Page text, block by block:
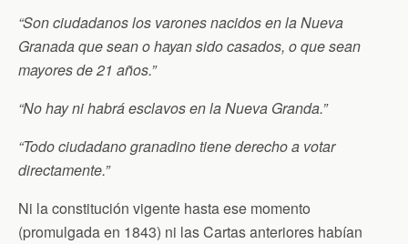
“Son ciudadanos los varones nacidos en la Nueva
Granada que sean o hayan sido casados, o que sean
mayores de 21 años.”
“No hay ni habrá esclavos en la Nueva Granda.”
“Todo ciudadano granadino tiene derecho a votar
directamente.”
Ni la constitución vigente hasta ese momento
(promulgada en 1843) ni las Cartas anteriores habían